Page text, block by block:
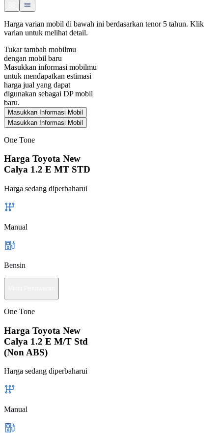
Harga varian mobil di bawah ini berdasarkan tenor 5 tahun. Klik
varian untuk melihat detail.
Tukar tambah mobilmu
dengan mobil baru
Masukkan informasi mobilmu
untuk mendapatkan estimasi
harga jual yang dapat
digunakan sebagai DP mobil
baru.
Masukkan Informasi Mobil
Masukkan Informasi Mobil
One Tone
Harga Toyota New
Calya 1.2 E MT STD
Harga sedang diperbaharui
Manual
Bensin
One Tone
Harga Toyota New
Calya 1.2 E M/T Std
(Non ABS)
Harga sedang diperbaharui
Manual